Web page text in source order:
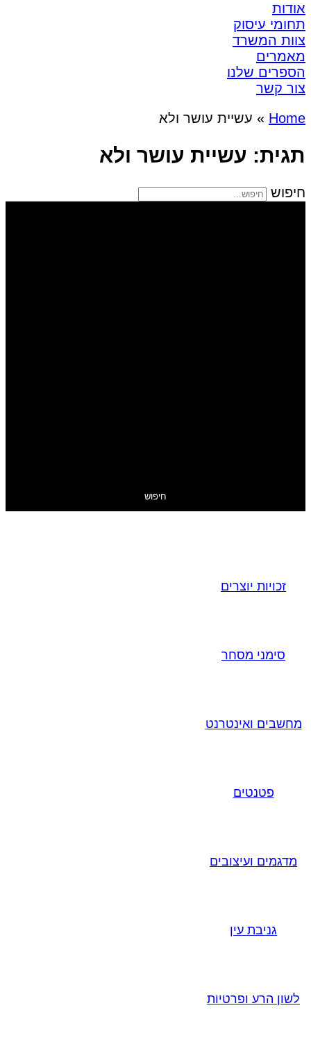
אודות
תחומי עיסוק
צוות המשרד
מאמרים
הספרים שלנו
צור קשר
Home
» עשיית עושר ולא
תגית: עשיית עושר ולא
חיפוש
חיפוש
זכויות יוצרים
סימני מסחר
מחשבים ואינטרנט
פטנטים
מדגמים ועיצובים
גניבת עין
לשון הרע ופרטיות